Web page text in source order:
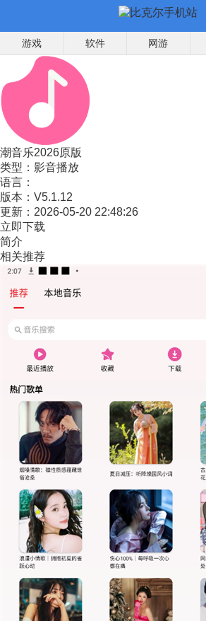
游戏 软件 网游
潮音乐2026原版
类型： 影音播放
语言：
版本： V5.1.12
更新： 2026-05-20 22:48:26
立即下载
简介
相关推荐